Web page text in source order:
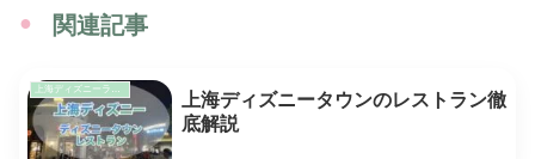
関連記事
上海ディズニーランド
上海ディズニータウンのレストラン徹
底解説